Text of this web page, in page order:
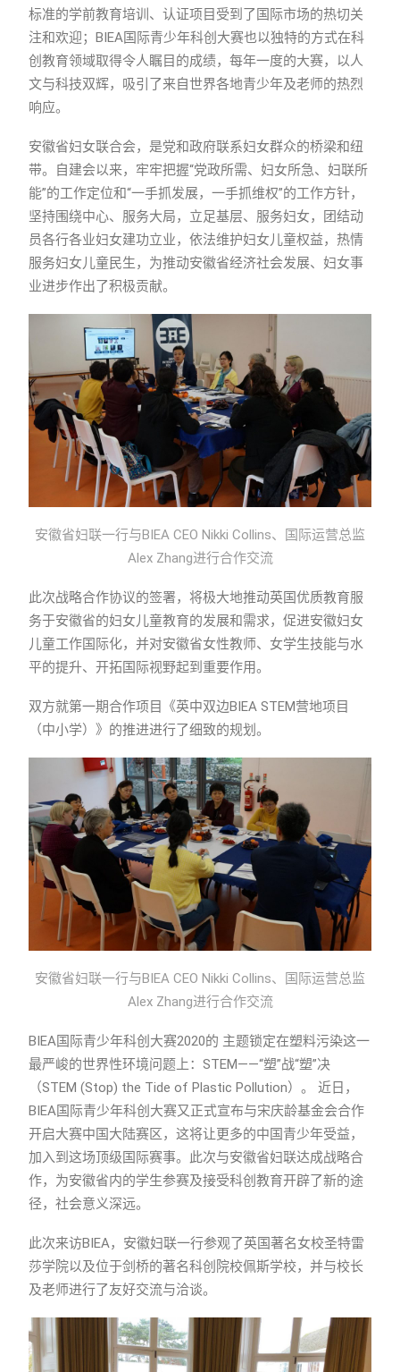
标准的学前教育培训、认证项目受到了国际市场的热切关
注和欢迎；BIEA国际青少年科创大赛也以独特的方式在科
创教育领域取得令人瞩目的成绩，每年一度的大赛，以人
文与科技双辉，吸引了来自世界各地青少年及老师的热烈
响应。
安徽省妇女联合会，是党和政府联系妇女群众的桥梁和纽
带。自建会以来，牢牢把握“党政所需、妇女所急、妇联所
能”的工作定位和“一手抓发展，一手抓维权”的工作方针，
坚持围绕中心、服务大局，立足基层、服务妇女，团结动
员各行各业妇女建功立业，依法维护妇女儿童权益，热情
服务妇女儿童民生，为推动安徽省经济社会发展、妇女事
业进步作出了积极贡献。
安徽省妇联一行与BIEA CEO Nikki Collins、国际运营总监
Alex Zhang进行合作交流
此次战略合作协议的签署，将极大地推动英国优质教育服
务于安徽省的妇女儿童教育的发展和需求，促进安徽妇女
儿童工作国际化，并对安徽省女性教师、女学生技能与水
平的提升、开拓国际视野起到重要作用。
双方就第一期合作项目《英中双边BIEA STEM营地项目
（中小学）》的推进进行了细致的规划。
安徽省妇联一行与BIEA CEO Nikki Collins、国际运营总监
Alex Zhang进行合作交流
BIEA国际青少年科创大赛2020的 主题锁定在塑料污染这一
最严峻的世界性环境问题上：STEM——“塑”战“塑”决
（STEM (Stop) the Tide of Plastic Pollution）。 近日，
BIEA国际青少年科创大赛又正式宣布与宋庆龄基金会合作
开启大赛中国大陆赛区，这将让更多的中国青少年受益，
加入到这场顶级国际赛事。此次与安徽省妇联达成战略合
作，为安徽省内的学生参赛及接受科创教育开辟了新的途
径，社会意义深远。
此次来访BIEA，安徽妇联一行参观了英国著名女校圣特雷
莎学院以及位于剑桥的著名科创院校佩斯学校，并与校长
及老师进行了友好交流与洽谈。